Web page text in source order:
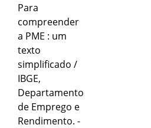
Para
compreender
a PME : um
texto
simplificado /
IBGE,
Departamento
de Emprego e
Rendimento. -